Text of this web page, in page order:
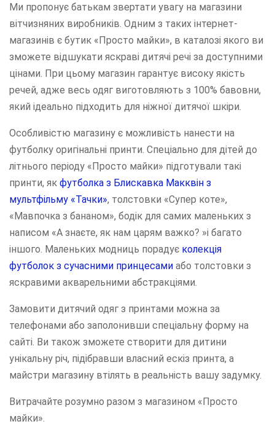
Ми пропонує батькам звертати увагу на магазини
вітчизняних виробників. Одним з таких інтернет-
магазинів є бутик «Просто майки», в каталозі якого ви
зможете відшукати яскраві дитячі речі за доступними
цінами. При цьому магазин гарантує високу якість
речей, адже весь одяг виготовляють з 100% бавовни,
який ідеально підходить для ніжної дитячої шкіри.
Особливістю магазину є можливість нанести на
футболку оригінальні принти. Спеціально для дітей до
літнього періоду «Просто майки» підготували такі
принти, як футболка з Блискавка Макквін з
мультфільму «Тачки», толстовки «Супер коте»,
«Мавпочка з бананом», бодік для самих маленьких з
написом «А знаєте, як нам царям важко? »і багато
іншого. Маленьких модниць порадує колекція
футболок з сучасними принцесами або толстовки з
яскравими акварельними абстракціями.
Замовити дитячий одяг з принтами можна за
телефонами або заполонивши спеціальну форму на
сайті. Ви також зможете створити для дитини
унікальну річ, підібравши власний ескіз принта, а
майстри магазину втілять в реальність вашу задумку.
Витрачайте розумно разом з магазином «Просто
майки».